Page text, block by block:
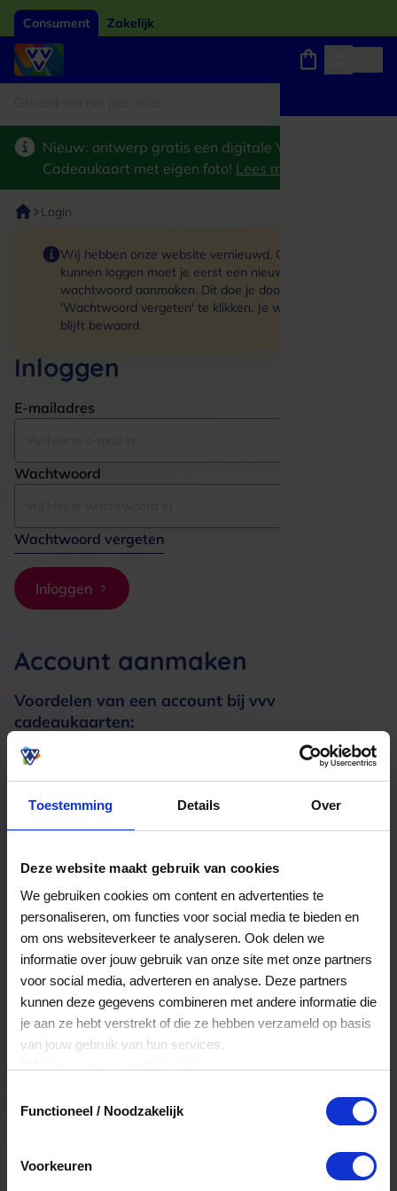
Toestemming Details Over
Deze website maakt gebruik van cookies
We gebruiken cookies om content en advertenties te
personaliseren, om functies voor social media te bieden en
om ons websiteverkeer te analyseren. Ook delen we
informatie over jouw gebruik van onze site met onze partners
voor social media, adverteren en analyse. Deze partners
kunnen deze gegevens combineren met andere informatie die
je aan ze hebt verstrekt of die ze hebben verzameld op basis
van jouw gebruik van hun services.
Functioneel / Noodzakelijk
Voorkeuren
Consument Zakelijk
Nieuw: ontwerp gratis een digitale VVV
Cadeaukaart met eigen foto! Lees meer
Login
Wij hebben onze website vernieuwd. Om in te
kunnen loggen moet je eerst een nieuw
wachtwoord aanmaken. Dit doe je door op de link
'Wachtwoord vergeten' te klikken. Je winkelmand
blijft bewaard.
Inloggen
E-mailadres
Wachtwoord
Wachtwoord vergeten
Inloggen
Account aanmaken
Voordelen van een account bij vvv
cadeaukaarten:
Meerdere adressen registreren
Een bestelling volgen
Nog veel meer...
Maak account aan